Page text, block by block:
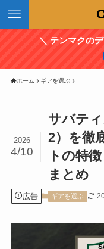
＼ テンマクの
ホーム ギアを選ぶ
サバテ
2）を徹
トの特
まとめ
2026
4/10
広告 ギアを選ぶ